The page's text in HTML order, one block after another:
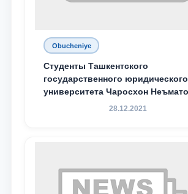
Obucheniye
Студенты Ташкентского
государственного юридического
университета Чаросхон
Севдо Хакимходжаева, Анбарой
специальной стипендии имени
Хадичи Сулеймановой.
28.12.2021